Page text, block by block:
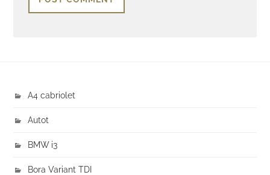
A4 cabriolet
Autot
BMW i3
Bora Variant TDI